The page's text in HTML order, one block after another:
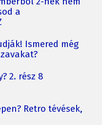
a
Ismered még
2. rész 8
Retro tévések,